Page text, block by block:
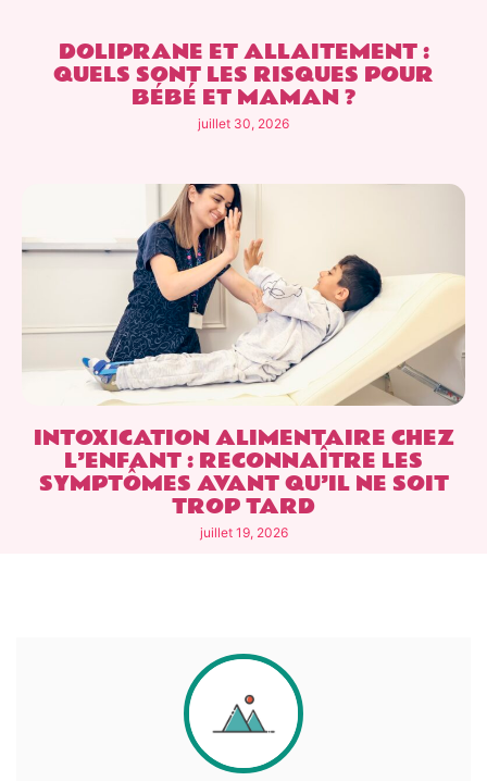
DOLIPRANE ET ALLAITEMENT :
QUELS SONT LES RISQUES POUR
BÉBÉ ET MAMAN ?
juillet 30, 2026
INTOXICATION ALIMENTAIRE CHEZ
L’ENFANT : RECONNAÎTRE LES
SYMPTÔMES AVANT QU’IL NE SOIT
TROP TARD
juillet 19, 2026